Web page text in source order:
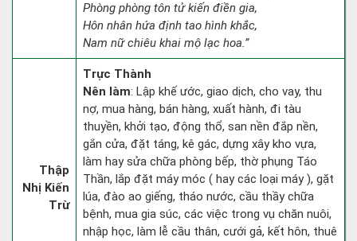
Phòng phòng tôn tử kiến điền gia,
Hôn nhân hứa định tao hình khắc,
Nam nữ chiêu khai mộ lạc hoa.”
Thập
Nhị Kiến
Trừ
Trực Thành
Nên làm: Lập khế ước, giao dịch, cho vay, thu
nợ, mua hàng, bán hàng, xuất hành, đi tàu
thuyền, khởi tạo, động thổ, san nền đắp nền,
gắn cửa, đặt táng, kê gác, dựng xây kho vựa,
làm hay sửa chữa phòng bếp, thờ phụng Táo
Thần, lắp đặt máy móc ( hay các loại máy ), gặt
lúa, đào ao giếng, tháo nước, cầu thầy chữa
bệnh, mua gia súc, các việc trong vụ chăn nuôi,
nhập học, làm lễ cầu thân, cưới gả, kết hôn, thuê